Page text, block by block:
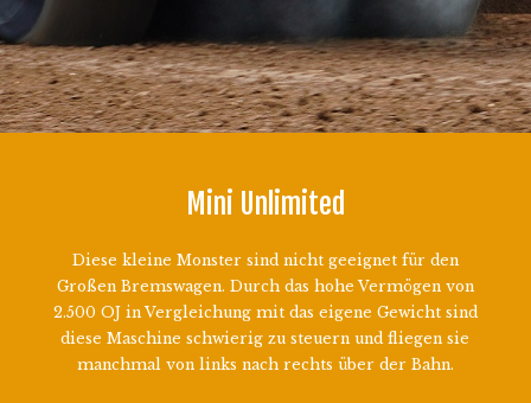
Mini Unlimited
Diese kleine Monster sind nicht geeignet für den
Großen Bremswagen. Durch das hohe Vermögen von
2.500 OJ in Vergleichung mit das eigene Gewicht sind
diese Maschine schwierig zu steuern und fliegen sie
manchmal von links nach rechts über der Bahn.